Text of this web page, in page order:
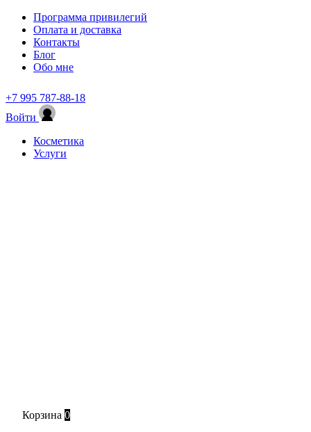
Программа привилегий
Оплата и доставка
Контакты
Блог
Обо мне
+7 995 787-88-18
Войти
Косметика
Услуги
Корзина 0